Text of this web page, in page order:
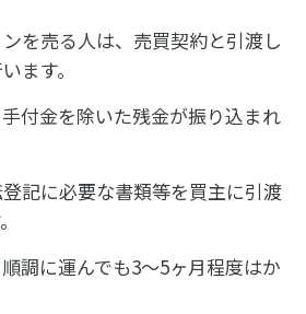
を売る人は、売買契約と引渡し
ます。
付金を除いた残金が振り込まれ
記に必要な書類等を買主に引渡
調に運んでも3～5ヶ月程度はか